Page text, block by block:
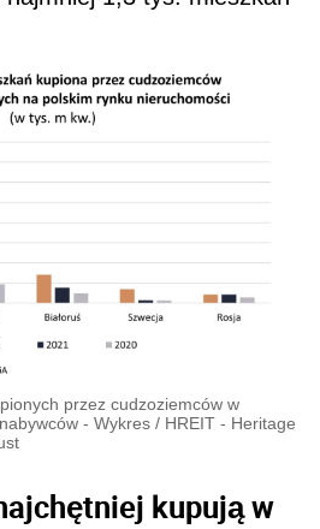
przez cudzoziemców w
- Wykres / HREIT - Heritage
kupują w